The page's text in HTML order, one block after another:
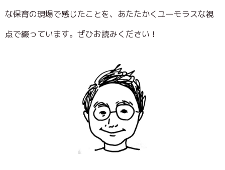
な保育の現場で感じたことを、あたたかくユーモラスな視
点で綴っています。ぜひお読みください！